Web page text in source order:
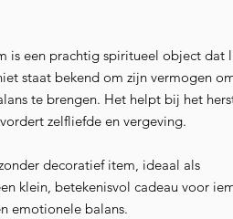
is een prachtig spiritueel object dat
staat bekend om zijn vermogen
te brengen. Het helpt bij het
zelfliefde en vergeving.
decoratief item, ideaal als
klein, betekenisvol cadeau voor
emotionele balans.